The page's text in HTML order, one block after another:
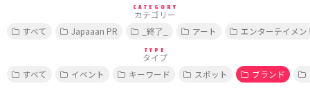
CATEGORY
カテゴリー
すべて
Japaaan PR _終了_ アート エンターテイメン
TYPE
タイプ
すべて
イベント キーワード スポット ブランド